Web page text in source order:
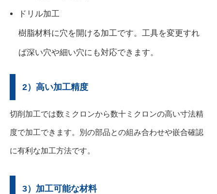
ドリル加工
樹脂材料に穴を開ける加工です。工具を変更すれ
ば深い穴や細い穴にも対応できます。
2）高い加工精度
切削加工では数ミクロンから数十ミクロンの高い寸法精
度で加工できます。別の部品との組み合わせや嵌合確認
に有利な加工方法です。
3）加工可能な材料